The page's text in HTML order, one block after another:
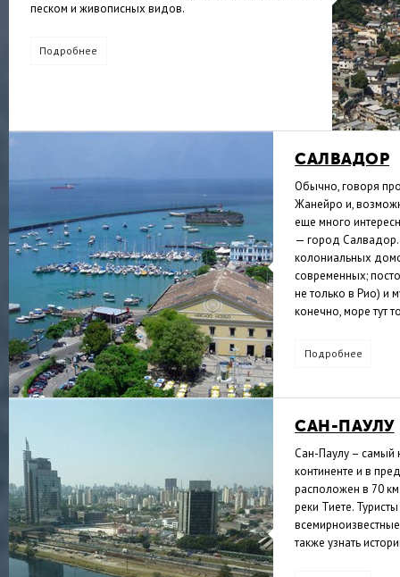
песком и живописных видов.
Подробнее
САЛВАДОР
Обычно, говоря
Жанейро и,
еще много
— город Салвадор.
колониальных
современных;
не только в Рио) и
конечно, море тут
Подробнее
САН-ПАУЛУ
Сан-Паулу – самый
континенте и в
расположен в 70
реки Тиете.
также узнать